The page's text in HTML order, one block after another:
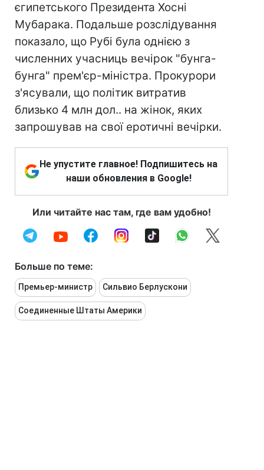
єгипетського Президента Хосні
Мубарака. Подальше розслідування
показало, що Рубі була однією з
численних учасниць вечірок "бунга-
бунга" прем'єр-міністра. Прокурори
з'ясували, що політик витратив
близько 4 млн дол.. на жінок, яких
запрошував на свої еротичні вечірки.
Не упустите главное! Подпишитесь на
наши обновления в Google!
Или читайте нас там, где вам удобно!
Больше по теме:
Премьер-министр Сильвио Берлускони
Соединенные Штаты Америки